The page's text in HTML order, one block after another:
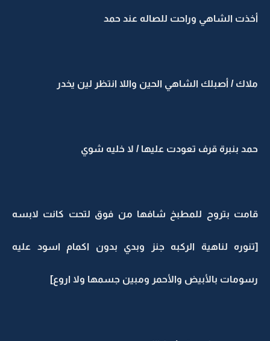
أخذت الشاهي وراحت للصاله عند حمد
ملاك / أصبلك الشاهي الحين واللا انتظر لين يخدر
حمد بنبرة قرف تعودت عليها / لا خليه شوي
قامت بتروح للمطبخ شافها من فوق لتحت كانت لابسه
[تنوره لناهية الركبه جنز وبدي بدون اكمام اسود عليه
رسومات بالأبيض والأحمر ومبين جسمها ولا اروع]